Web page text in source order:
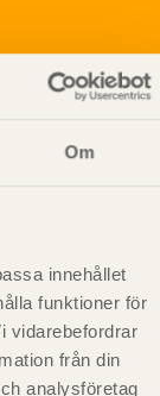
Om
innehållet
funktioner för
vidarebefordrar
från din
analysföretag